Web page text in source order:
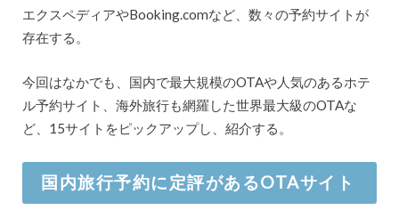
エクスペディアやBooking.comなど、数々の予約サイトが
存在する。
今回はなかでも、国内で最大規模のOTAや人気のあるホテ
ル予約サイト、海外旅行も網羅した世界最大級のOTAな
ど、15サイトをピックアップし、紹介する。
国内旅行予約に定評があるOTAサイト